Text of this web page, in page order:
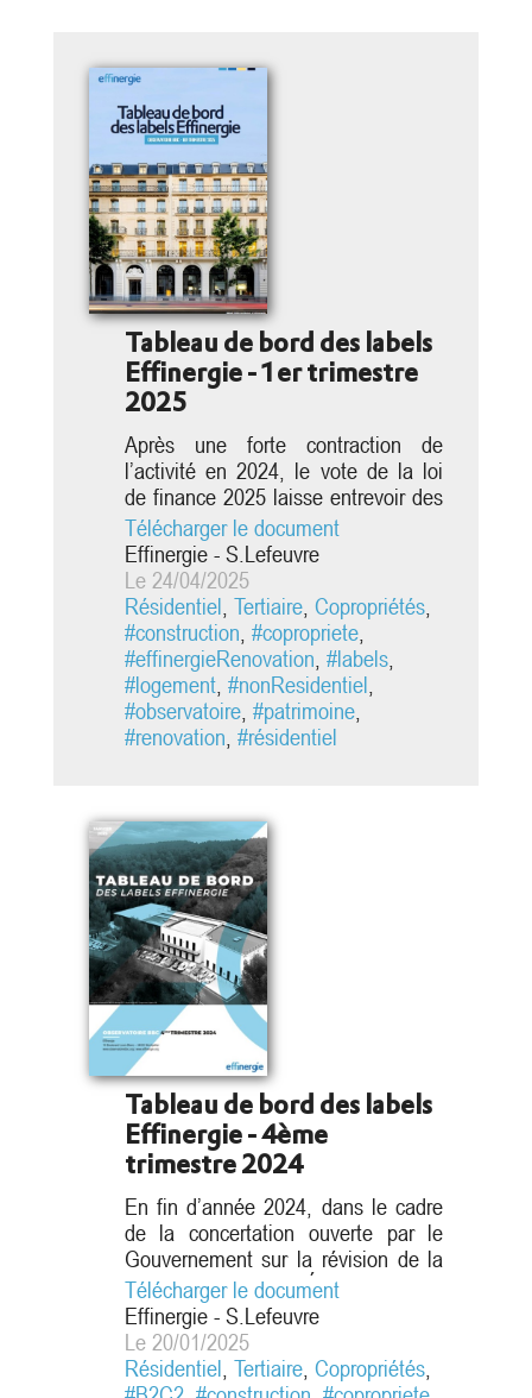
[1]
article
[2]
Tableau de bord des labels
Effinergie - 1er trimestre
2025
Après une forte contraction de
l’activité en 2024, le vote de la loi
de finance 2025 laisse entrevoir des
perspectives moins négatives que
prévues pour le secteur du bâtiment
avec une baisse de l’activité évaluée
à -2,6% sur 2025, pour une
estimation initiale à -5,6% par la
FFB en fin d’année dernière[1]. Les
premières mesures annoncées -
prolongation du prêt à taux zéro...
[1]
[2]
[3]
Télécharger le document
Effinergie - S.Lefeuvre
Le 24/04/2025
Résidentiel, Tertiaire, Copropriétés,
#construction, #copropriete,
#effinergieRenovation, #labels,
#logement, #nonResidentiel,
#observatoire, #patrimoine,
#renovation, #résidentiel
Tableau de bord des labels
Effinergie - 4ème
trimestre 2024
En fin d’année 2024, dans le cadre
de la concertation ouverte par le
Gouvernement sur la révision de la
Stratégie Française Énergie Climat,
les adhérents de l’association
Effinergie ont souhaité rappeler que
le secteur du bâtiment doit concilier
décarbonation, performance
Télécharger le document
Effinergie - S.Lefeuvre
Le 20/01/2025
Résidentiel, Tertiaire, Copropriétés,